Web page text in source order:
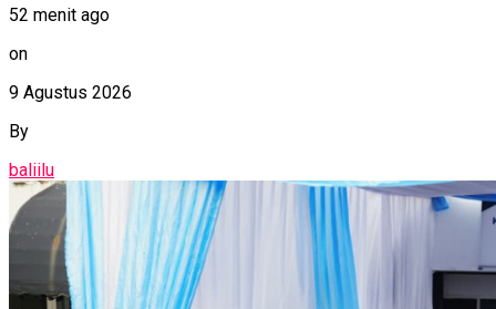
52 menit ago
on
9 Agustus 2026
By
baliilu